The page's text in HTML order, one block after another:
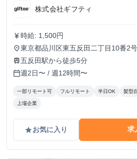
株式会社ギフティ
currency_yen 時給: 1,500円
place東京都品川区東五反田二丁目10番2
12F
train 五反田駅から徒歩5分
calendar_today週2日〜 / 週12時間〜
一部リモート可 フルリモート 半日OK 髪型
上場企業
gradeお気に入り 求